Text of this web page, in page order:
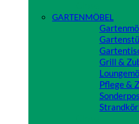
GARTENMÖBEL
Grill &
Pflege &